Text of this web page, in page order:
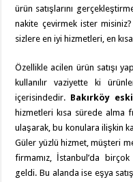
ürün satışlarını
nakite çevirmek ister
sizlere en iyi hizmetleri, en
Özellikle acilen ürün satışı
kullanılır vaziyette ki
içerisindedir. Bakırköy
hizmetleri kısa sürede alma
ulaşarak, bu konulara ilişkin
Güler yüzlü hizmet, müşteri
firmamız, İstanbul’da
geldi. Bu alanda ise eşya